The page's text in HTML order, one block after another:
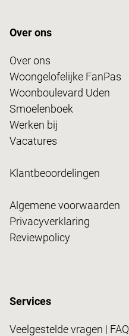
Over ons
Over ons
Woongelofelijke FanPas
Woonboulevard Uden
Smoelenboek
Werken bij
Vacatures
Klantbeoordelingen
Algemene voorwaarden
Privacyverklaring
Reviewpolicy
Services
Veelgestelde vragen | FAQ